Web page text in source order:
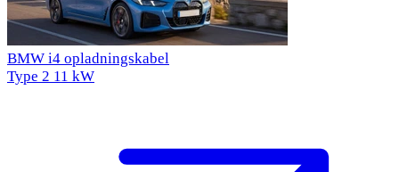
BMW i4 opladningskabel
Type 2 11 kW